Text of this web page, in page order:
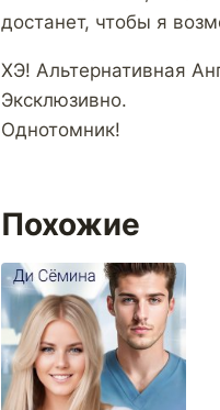
достанет, чтобы я
ХЭ! Альтернативная
Эксклюзивно.
Однотомник!
Похожие